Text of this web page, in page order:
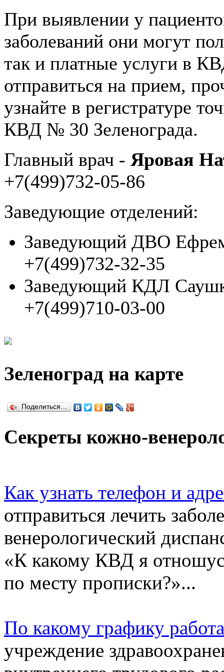
При выявлении у
заболеваний они могут
так и платные услуги в
отправиться на прием,
узнайте в регистратуре
КВД № 30 Зеленограда.
Главный врач - Яровая
+7(499)732-05-86
Заведующие отделений:
Заведующий ДВО
+7(499)732-32-35
Заведующий КДЛ
+7(499)710-03-00
Зеленоград на карте
Поделиться…
Секреты кожно-
Как узнать телефон и
отправиться лечить
венерологический
«К какому КВД я
по месту прописки?»...
По какому графику
учреждение